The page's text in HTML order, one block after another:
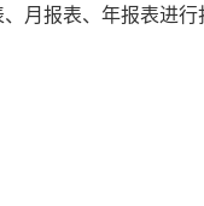
月报表、年报表进行